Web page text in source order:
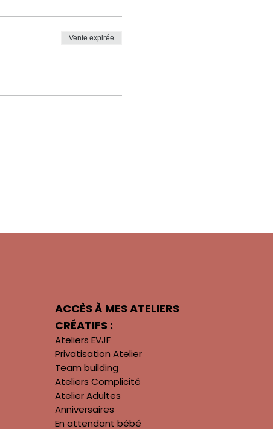
Vente expirée
ACCÈS À MES ATELIERS
CRÉATIFS :
Ateliers EVJF
Privatisation Atelier
Team building
Ateliers Complicité
Atelier Adultes
Anniversaires
En attendant bébé